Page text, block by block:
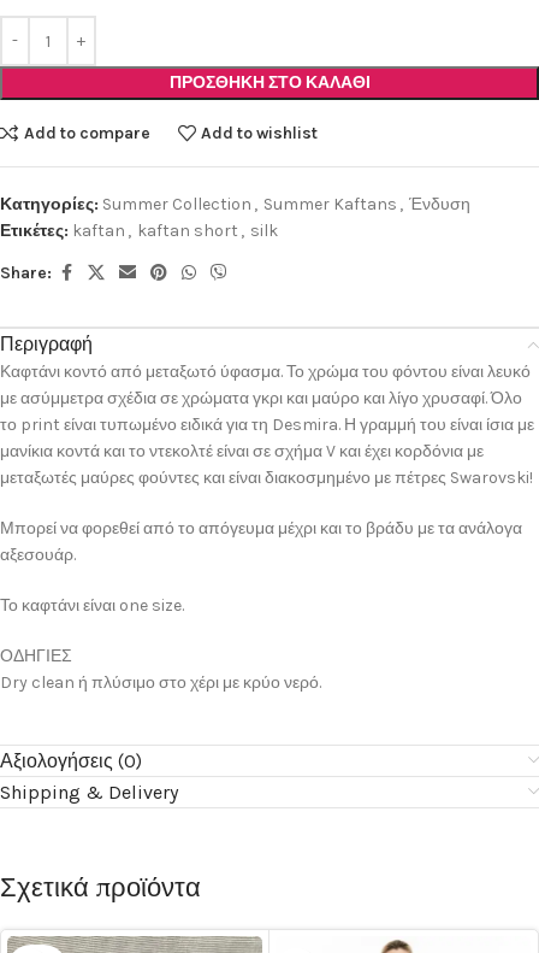
ΠΡΟΣΘΉΚΗ ΣΤΟ ΚΑΛΆΘΙ
Add to compare Add to wishlist
Κατηγορίες: Summer Collection , Summer Kaftans , Ένδυση
Ετικέτες: kaftan , kaftan short , silk
Share:
Περιγραφή
Καφτάνι κοντό από μεταξωτό ύφασμα. Το χρώμα του φόντου είναι λευκό
με ασύμμετρα σχέδια σε χρώματα γκρι και μαύρο και λίγο χρυσαφί. Όλο
το print είναι τυπωμένο ειδικά για τη Desmira. Η γραμμή του είναι ίσια με
μανίκια κοντά και το ντεκολτέ είναι σε σχήμα V και έχει κορδόνια με
μεταξωτές μαύρες φούντες και είναι διακοσμημένο με πέτρες Swarovski!
Μπορεί να φορεθεί από το απόγευμα μέχρι και το βράδυ με τα ανάλογα
αξεσουάρ.
Το καφτάνι είναι one size.
ΟΔΗΓΙΕΣ
Dry clean ή πλύσιμο στο χέρι με κρύο νερό.
Αξιολογήσεις (0)
Shipping & Delivery
Σχετικά προϊόντα